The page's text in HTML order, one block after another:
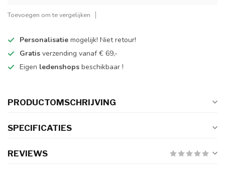
Toevoegen om te vergelijken
Personalisatie mogelijk! Niet retour!
Gratis verzending vanaf € 69,-
Eigen ledenshops beschikbaar !
PRODUCTOMSCHRIJVING
SPECIFICATIES
REVIEWS